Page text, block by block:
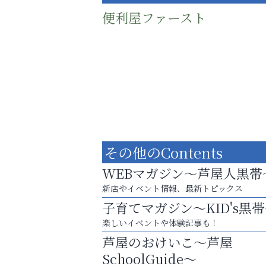
便利屋ファースト
庭のお手入れから遺品整理まで
ちょっとしたお困りごともOK!
アテイン音楽教室
その他のContents
WEBマガジン～芦屋人黒帯
新店やイベント情報、最新トピックス
子育てマガジン～KID's黒
楽しいイベントや体験記事も！
芦屋のおけいこ～芦屋
SchoolGuide～